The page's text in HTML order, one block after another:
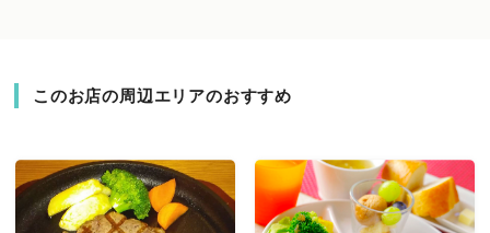
このお店の周辺エリアのおすすめ